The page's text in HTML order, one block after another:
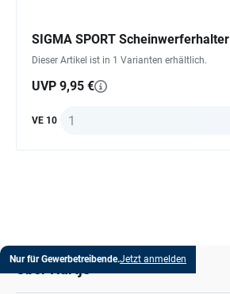
SIGMA SPORT Scheinwerferhalter
Dieser Artikel ist in 1 Varianten erhältlich.
UVP 9,95 €
VE 10 Anzahl
Nur für Gewerbetreibende.Jetzt anmelden